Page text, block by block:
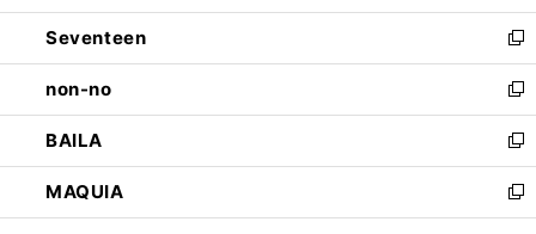
開
く
ウ
で
開
く
ン
ド
ウ
で
開
く
Seventeen
新
し
い
ウ
ィ
ン
ド
ウ
non-no
新
し
い
ウ
ィ
ン
BAILA
新
し
い
ウ
MAQUIA
新
し